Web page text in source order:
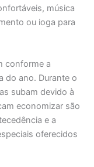
música
ou ioga para
conforme a
do ano. Durante o
subam devido à
economizar são
e a
oferecidos